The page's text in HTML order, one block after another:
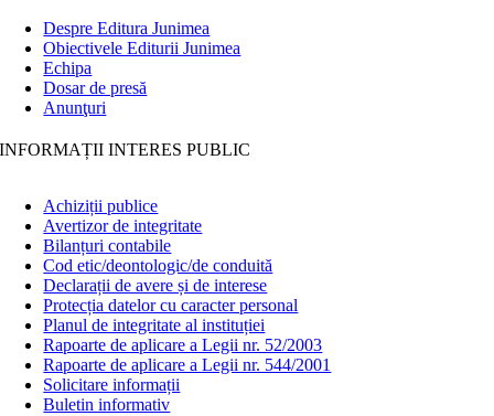
Despre Editura Junimea
Obiectivele Editurii Junimea
Echipa
Dosar de presă
Anunţuri
INFORMAȚII INTERES PUBLIC
Achiziții publice
Avertizor de integritate
Bilanțuri contabile
Cod etic/deontologic/de conduită
Declarații de avere și de interese
Protecția datelor cu caracter personal
Planul de integritate al instituției
Rapoarte de aplicare a Legii nr. 52/2003
Rapoarte de aplicare a Legii nr. 544/2001
Solicitare informații
Buletin informativ